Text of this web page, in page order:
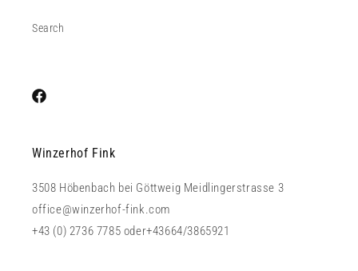
Search
Facebook
Winzerhof Fink
3508 Höbenbach bei Göttweig Meidlingerstrasse 3
office@winzerhof-fink.com
+43 (0) 2736 7785 oder+43664/3865921